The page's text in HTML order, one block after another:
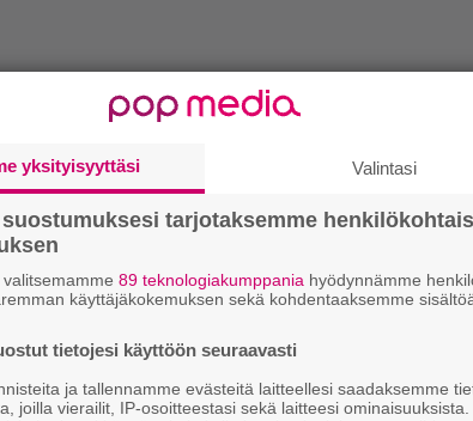
yksityisyyttäsi Valintasi
tarjotaksemme
89 teknologiakumppania hyödynnämme
käyttäjäkokemuksen sekä kohdentaaksemme
tietojesi käyttöön seuraavasti
ja tallennamme evästeitä laitteellesi saadaksemme
joilla vierailit, IP-osoitteestasi sekä laitteesi